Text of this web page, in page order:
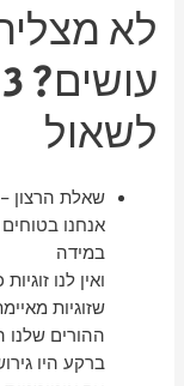
לא
לשאול
שאלת הרצון
אנחנו
במידה
ואין לנו
שזוגיות
ההורים שלנו
ברקע היו